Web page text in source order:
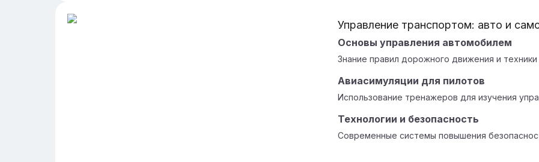
Управление транспортом: авто и
Основы управления автомобилем
Знание правил дорожного движения и
Авиасимуляции для пилотов
Использование тренажеров для изучения
Технологии и безопасность
Современные системы повышения